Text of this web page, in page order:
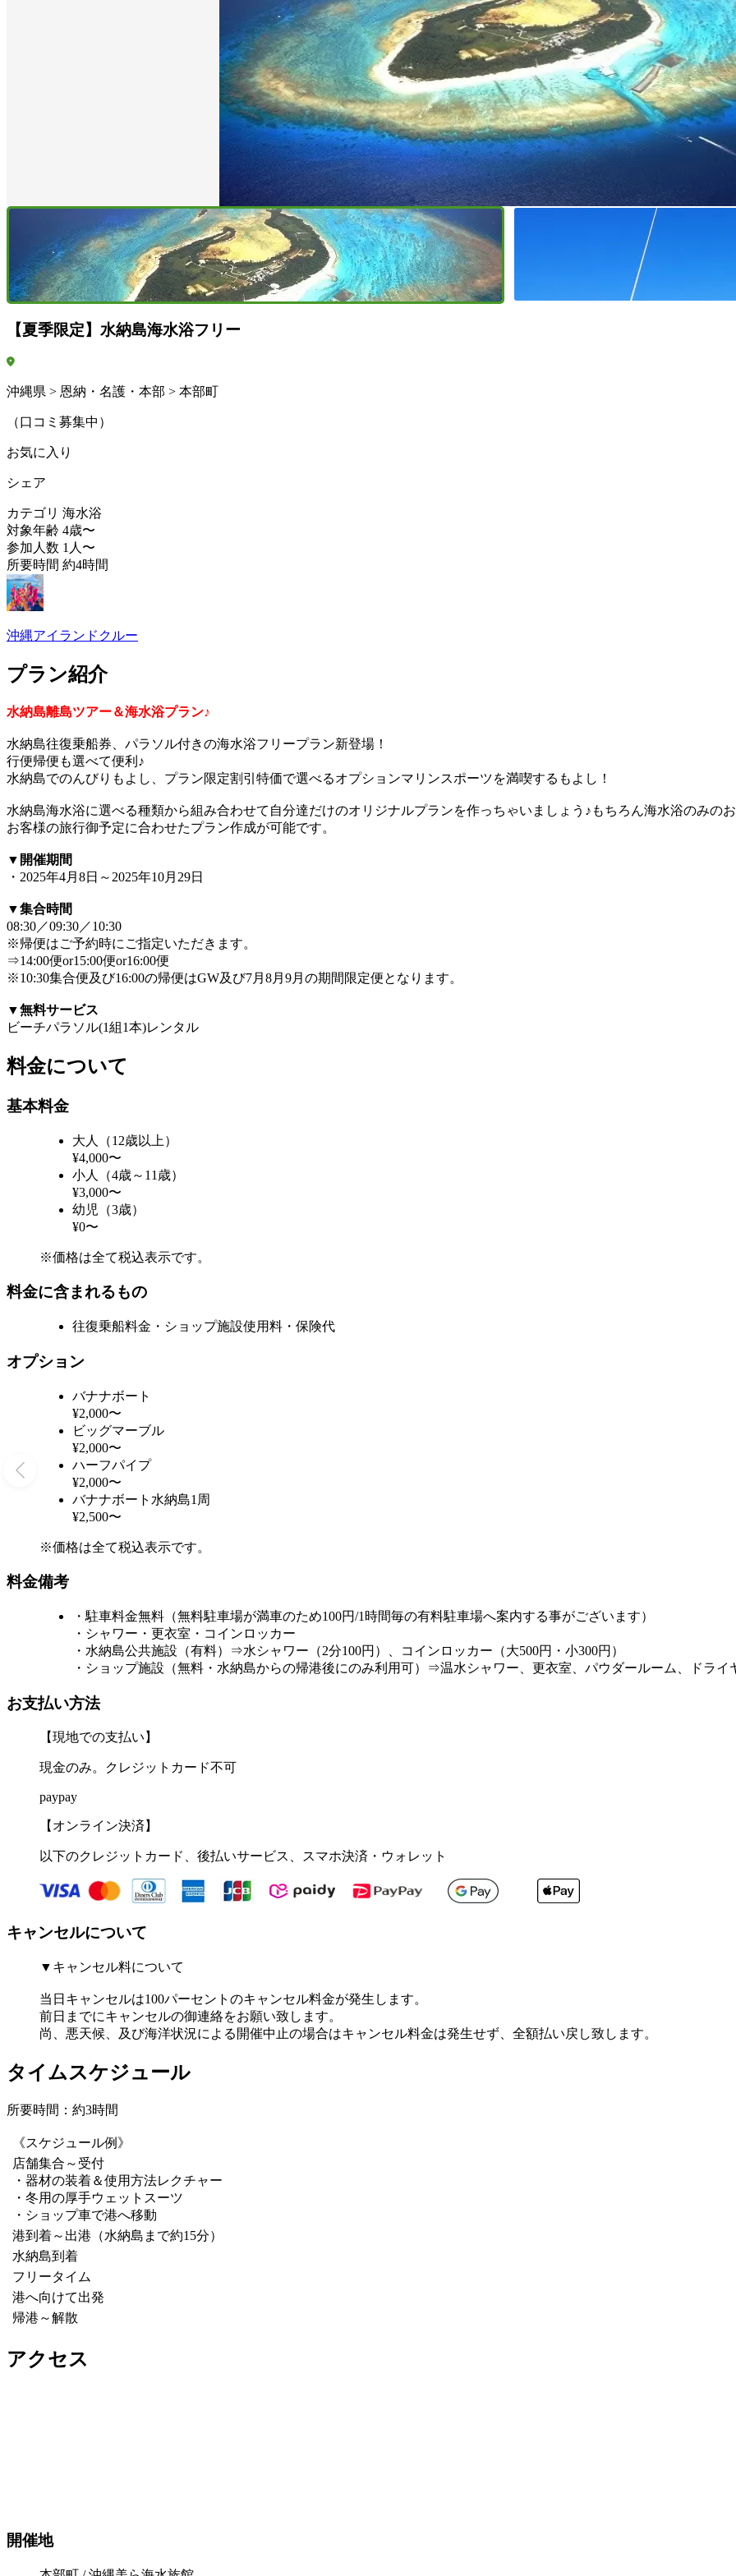
【夏季限定】水納島海水浴フリー
沖縄県 > 恩納・名護・本部 > 本部町
（口コミ募集中）
お気に入り
シェア
カテゴリ 海水浴
対象年齢 4歳〜
参加人数 1人〜
所要時間 約4時間
沖縄アイランドクルー
プラン紹介
水納島離島ツアー＆海水浴プラン♪
水納島往復乗船券、パラソル付きの海水浴フリープラン新登場！
行便帰便も選べて便利♪
水納島でのんびりもよし、プラン限定割引特価で選べるオプションマリンスポーツを満喫するもよし！
水納島海水浴に選べる種類から組み合わせて自分達だけのオリジナルプランを作っちゃいましょう♪もちろん海水浴のみの
お客様の旅行御予定に合わせたプラン作成が可能です。
▼開催期間
・2025年4月8日～2025年10月29日
▼集合時間
08:30／09:30／10:30
※帰便はご予約時にご指定いただきます。
⇒14:00便or15:00便or16:00便
※10:30集合便及び16:00の帰便はGW及び7月8月9月の期間限定便となります。
▼無料サービス
ビーチパラソル(1組1本)レンタル
料金について
基本料金
大人（12歳以上）
¥4,000〜
小人（4歳～11歳）
¥3,000〜
幼児（3歳）
¥0〜
※価格は全て税込表示です。
料金に含まれるもの
往復乗船料金・ショップ施設使用料・保険代
オプション
バナナボート
¥2,000〜
ビッグマーブル
¥2,000〜
ハーフパイプ
¥2,000〜
バナナボート水納島1周
¥2,500〜
※価格は全て税込表示です。
料金備考
・駐車料金無料（無料駐車場が満車のため100円/1時間毎の有料駐車場へ案内する事がございます）
・シャワー・更衣室・コインロッカー
・水納島公共施設（有料）⇒水シャワー（2分100円）、コインロッカー（大500円・小300円）
・ショップ施設（無料・水納島からの帰港後にのみ利用可）⇒温水シャワー、更衣室、パウダールーム、ドライ
お支払い方法
【現地での支払い】
現金のみ。クレジットカード不可
paypay
【オンライン決済】
以下のクレジットカード、後払いサービス、スマホ決済・ウォレット
キャンセルについて
▼キャンセル料について
当日キャンセルは100パーセントのキャンセル料金が発生します。
前日までにキャンセルの御連絡をお願い致します。
尚、悪天候、及び海洋状況による開催中止の場合はキャンセル料金は発生せず、全額払い戻し致します。
タイムスケジュール
所要時間：約3時間
《スケジュール例》
店舗集合～受付
・器材の装着＆使用方法レクチャー
・冬用の厚手ウェットスーツ
・ショップ車で港へ移動
港到着～出港（水納島まで約15分）
水納島到着
フリータイム
港へ向けて出発
帰港～解散
アクセス
開催地